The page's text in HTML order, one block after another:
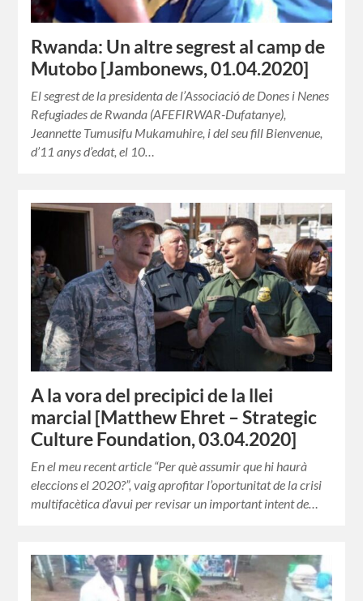
Rwanda: Un altre segrest al camp de
Mutobo [Jambonews, 01.04.2020]
El segrest de la presidenta de l’Associació de Dones i Nenes
Refugiades de Rwanda (AFEFIRWAR-Dufatanye),
Jeannette Tumusifu Mukamuhire, i del seu fill Bienvenue,
d’11 anys d’edat, el 10…
A la vora del precipici de la llei
marcial [Matthew Ehret – Strategic
Culture Foundation, 03.04.2020]
En el meu recent article “Per què assumir que hi haurà
eleccions el 2020?”, vaig aprofitar l’oportunitat de la crisi
multifacètica d’avui per revisar un important intent de…